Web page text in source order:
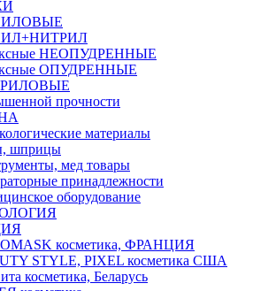
НЕОПУДРЕННЫЕ
ОПУДРЕННЫЕ
прочности
материалы
шприцы
мед товары
принадлежности
оборудование
косметика, ФРАНЦИЯ
STYLE, PIXEL косметика США
косметика, Беларусь